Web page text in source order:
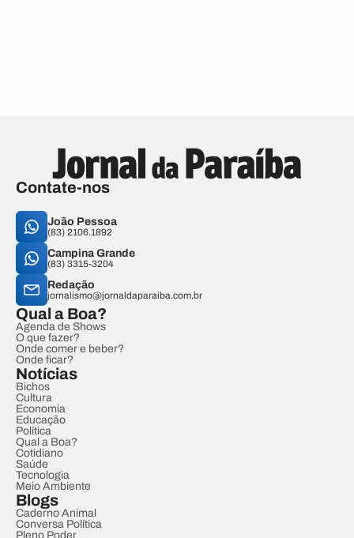
Contate-nos
João Pessoa
(83) 2106.1892
Campina Grande
(83) 3315-3204
Redação
jornalismo@jornaldaparaiba.com.br
Qual a Boa?
Agenda de Shows
O que fazer?
Onde comer e beber?
Onde ficar?
Notícias
Bichos
Cultura
Economia
Educação
Política
Qual a Boa?
Cotidiano
Saúde
Tecnologia
Meio Ambiente
Blogs
Caderno Animal
Conversa Política
Pleno Poder